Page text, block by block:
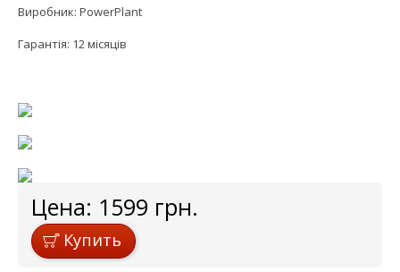
Виробник: PowerPlant
Гарантія: 12 місяців
Цена: 1599 грн.
Купить